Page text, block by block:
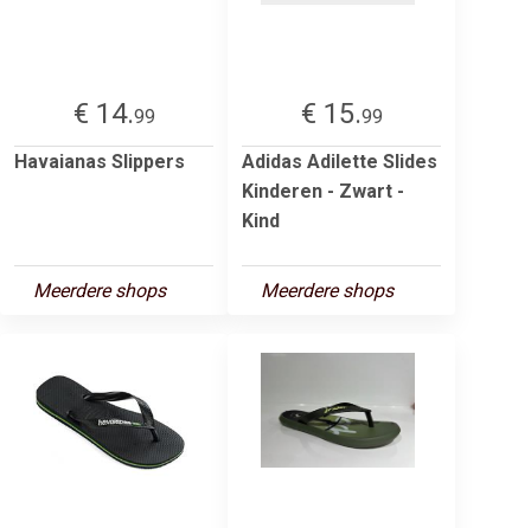
€ 14.99
Havaianas Slippers
Meerdere shops
€ 15.99
Adidas Adilette Slides
Kinderen - Zwart -
Kind
Meerdere shops